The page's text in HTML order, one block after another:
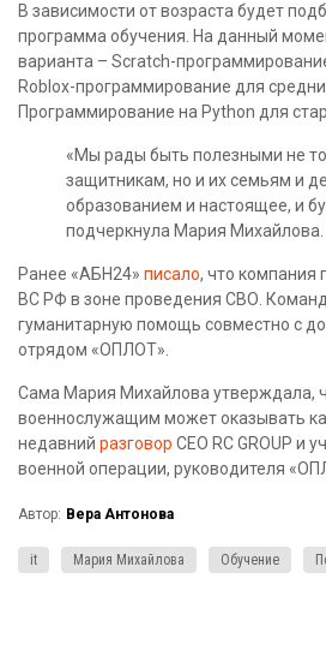
В зависимости от возраста будет
программа обучения. На данный
варианта – Scratch-
Roblox-программирование для
Программирование на Python для
«Мы рады быть полезными не
защитникам, но и их семьям и
образованием и настоящее, и
подчеркнула Мария Михайлова.
Ранее «АБН24» писало, что компания
ВС РФ в зоне проведения СВО.
гуманитарную помощь совместно с
отрядом «ОПЛОТ».
Сама Мария Михайлова утверждала,
военнослужащим может оказывать
недавний разговор CEO RC GROUP и
военной операции, руководителя
Автор: Вера Антонова
it Мария Михайлова Обучение